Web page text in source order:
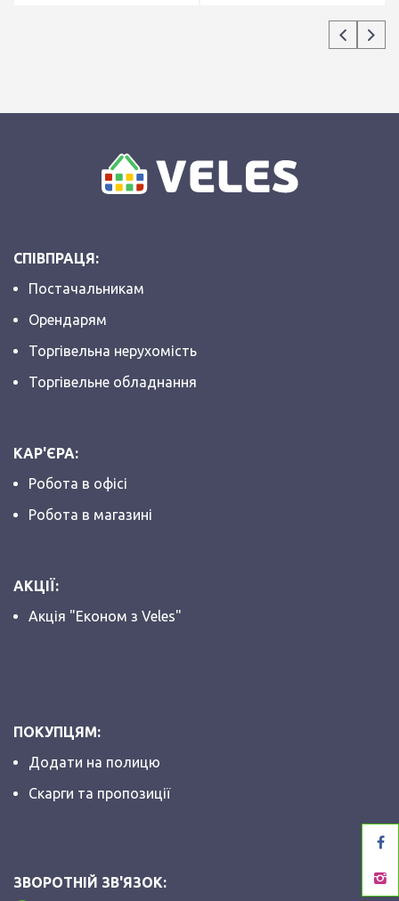
СПІВПРАЦЯ:
Постачальникам
Орендарям
Торгівельна нерухомість
Торгівельне обладнання
КАР'ЄРА:
Робота в офісі
Робота в магазині
АКЦІЇ:
Акція "Економ з Veles"
ПОКУПЦЯМ:
Додати на полицю
Скарги та пропозиції
ЗВОРОТНІЙ ЗВ'ЯЗОК: